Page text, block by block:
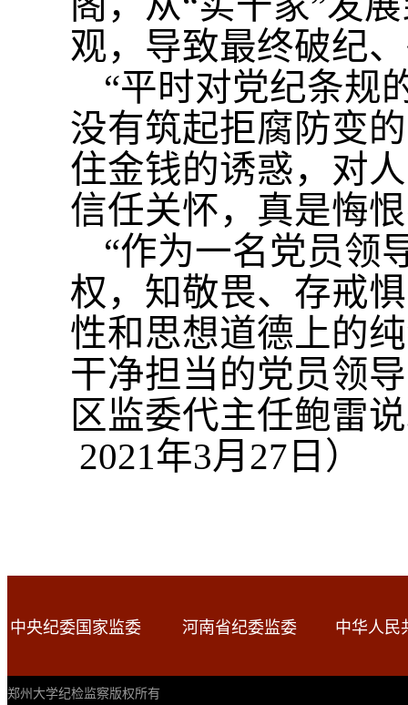
观，导致最终破纪
“平时对党纪条规
没有筑起拒腐防变
住金钱的诱惑，对
信任关怀，真是悔
“作为一名党员领
权，知敬畏、存戒
性和思想道德上的
干净担当的党员领
区监委代主任鲍雷
2021年3月27日 ）
中央纪委国家监委 河南省纪委监委 中华人民
郑州大学纪检监察版权所有